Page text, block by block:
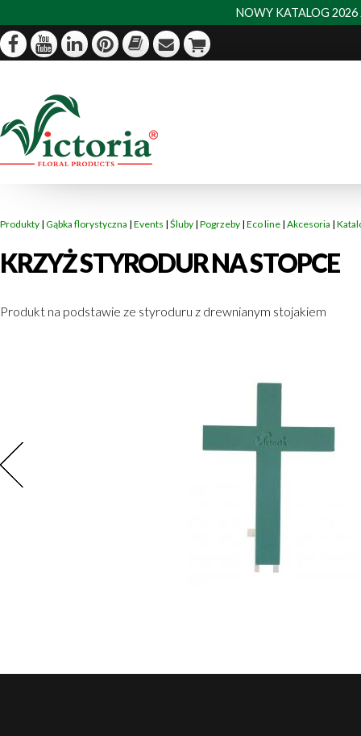
NOWY KATALOG 2026
Produkty | Gąbka florystyczna | Events | Śluby | Pogrzeby | Eco line | Akcesoria |
KRZYŻ STYRODUR NA STOPCE
Produkt na podstawie ze styroduru z drewnianym stojakiem